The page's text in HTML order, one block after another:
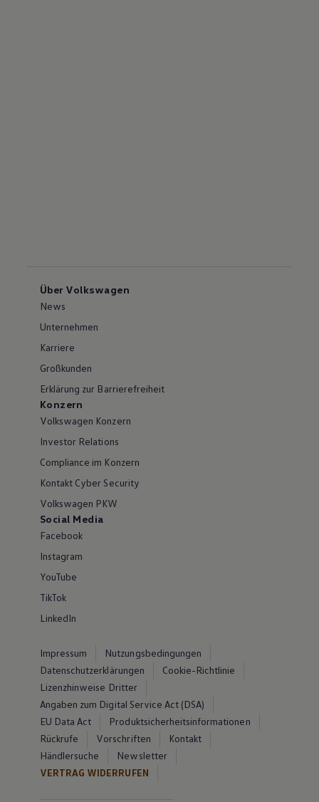
Über Volkswagen
News
Unternehmen
Karriere
Großkunden
Erklärung zur Barrierefreiheit
Konzern
Volkswagen Konzern
Investor Relations
Compliance im Konzern
Kontakt Cyber Security
Volkswagen PKW
Social Media
Facebook
Instagram
YouTube
TikTok
LinkedIn
Impressum
Nutzungsbedingungen
Datenschutzerklärungen
Cookie-Richtlinie
Lizenzhinweise Dritter
Angaben zum Digital Service Act (DSA)
EU Data Act
Produktsicherheitsinformationen
Rückrufe
Vorschriften
Kontakt
Händlersuche
Newsletter
VERTRAG WIDERRUFEN